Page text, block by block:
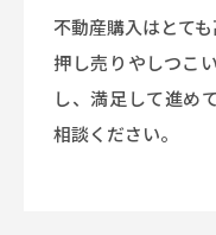
不動産購入はとて
押し売りやしつこ
し、満足して進め
相談ください。